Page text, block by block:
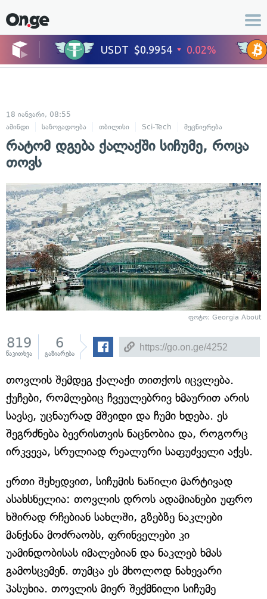
18 იანვარი, 08:55
ამინდი
საზოგადოება თბილისი Sci-Tech მეცნიერება
რატომ დგება ქალაქში სიჩუმე, როცა
თოვს
ფოტო: Georgia About
819
წაკითხვა
6
გაზიარება
თოვლის შემდეგ ქალაქი თითქოს იცვლება.
ქუჩები, რომლებიც ჩვეულებრივ ხმაურით არის
სავსე, უცნაურად მშვიდი და ჩუმი ხდება. ეს
შეგრძნება ბევრისთვის ნაცნობია და, როგორც
ირკვევა, სრულიად რეალური საფუძველი აქვს.
ერთი შეხედვით, სიჩუმის ნაწილი მარტივად
ასახსნელია: თოვლის დროს ადამიანები უფრო
ხშირად რჩებიან სახლში, გზებზე ნაკლები
მანქანა მოძრაობს, ფრინველები კი
უამინდობისას იმალებიან და ნაკლებ ხმას
გამოსცემენ. თუმცა ეს მხოლოდ ნახევარი
პასუხია. თოვლის მიერ შექმნილი სიჩუმე